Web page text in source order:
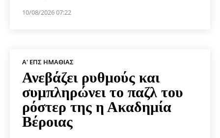
10/08/2026 07:22
Α' ΕΠΣ ΗΜΑΘΊΑΣ
Ανεβάζει ρυθμούς και
συμπληρώνει το παζλ του
ρόστερ της η Ακαδημία
Βέροιας